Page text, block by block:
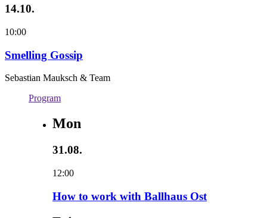
14.10.
10:00
Smelling Gossip
Sebastian Mauksch & Team
Program
Mon
31.08.
12:00
How to work with Ballhaus Ost